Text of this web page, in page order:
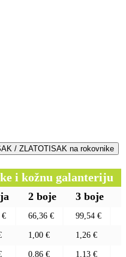
/ ZLATOTISAK na rokovnike
i kožnu galanteriju
2 boje 3 boje
€ 66,36 € 99,54 €
1,00 € 1,26 €
0,86 € 1,13 €